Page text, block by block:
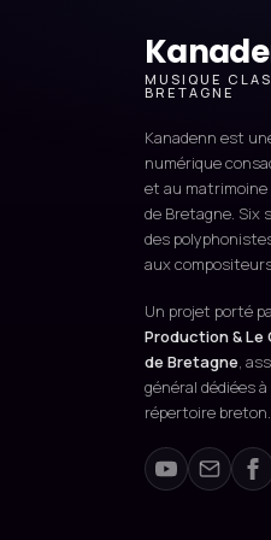
MUSIQUE
BRETAGNE
Kanadenn est
numérique
et au
de Bretagne. Six
des
aux
Un projet porté
Production &
de Bretagne,
général dédiées
répertoire breton.